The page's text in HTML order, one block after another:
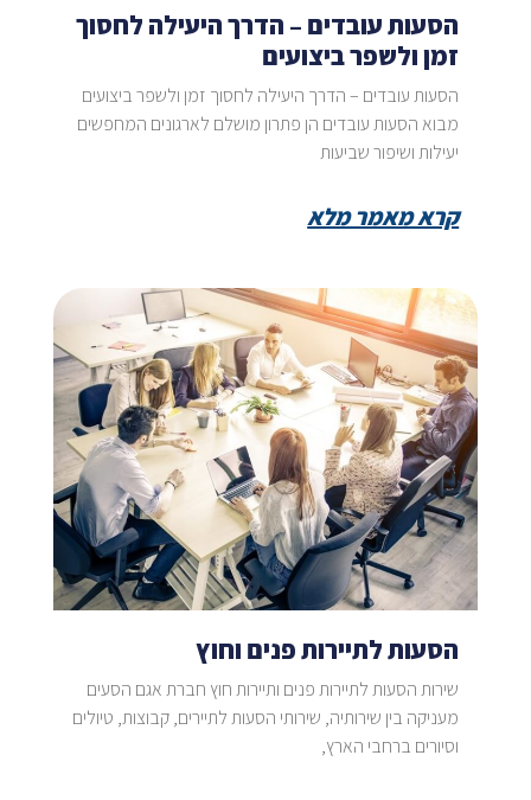
הסעות עובדים – הדרך היעילה לחסוך
זמן ולשפר ביצועים
הסעות עובדים – הדרך היעילה לחסוך זמן ולשפר ביצועים
מבוא הסעות עובדים הן פתרון מושלם לארגונים המחפשים
יעילות ושיפור שביעות
קרא מאמר מלא
הסעות לתיירות פנים וחוץ
שירות הסעות לתיירות פנים ותיירות חוץ חברת אגם הסעים
מעניקה בין שירותיה, שירותי הסעות לתיירים, קבוצות, טיולים
וסיורים ברחבי הארץ,